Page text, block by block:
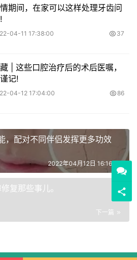
期间，在家可以这样处理牙齿问
04-11 17:38:00 37
| 这些口腔治疗后的术后医嘱，
记!
04-12 17:04:00 86
，配对不同伴侣发挥更多功效
2022年04月12日 16:16:00
复那些事儿。
下一篇